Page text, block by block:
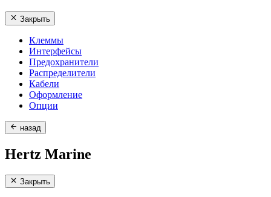
Закрыть
Клеммы
Интерфейсы
Предохранители
Распределители
Кабели
Оформление
Опции
назад
Hertz Marine
Закрыть